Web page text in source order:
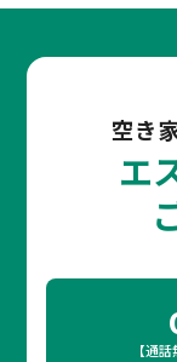
空き
エ
【通